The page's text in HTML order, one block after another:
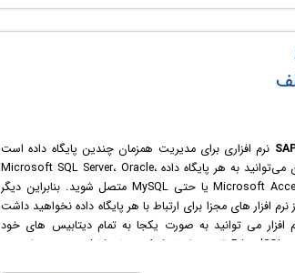
نرم افزاری برای مدیریت همزمان چندین پایگاه داده است
که با استفاده از آن می‌توانید به هر پایگاه داده Microsoft SQL Server، Oracle،
Microsoft Access، PostgreSQL یا حتی MySQL متصل شوید. بنابراین دیگر
نرم افزار های مجزا برای ارتباط با هر پایگاه داده نخواهید داشت
افزار می توانید به صورت یکجا به تمام دیتابیس های خود
دسترسی پیدا کنید. PrimalSQL قادر به ایجاد کوئری های کامل و پیچیده است و